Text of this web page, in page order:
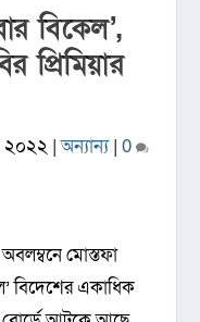
বিকেল’,
প্রিমিয়ার
২০২২ |অন্যান্য| 0
মোস্তফা
বিদেশের একাধিক